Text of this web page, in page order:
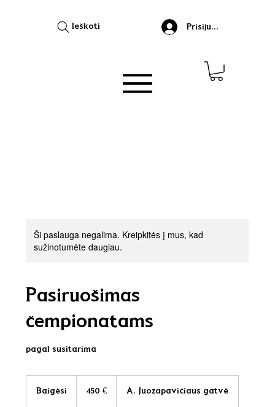
Ieškoti Prisijungti
Ši paslauga negalima. Kreipkitės į mus, kad
sužinotumėte daugiau.
Pasiruošimas
čempionatams
Baigėsi
eurų
450 € A. Juozapavičiaus gatvė